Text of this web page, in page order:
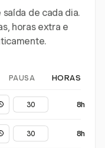
de cada dia.
horas extra e
PAUSA HORAS
8h
8h